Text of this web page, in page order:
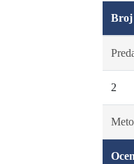
Broj
2